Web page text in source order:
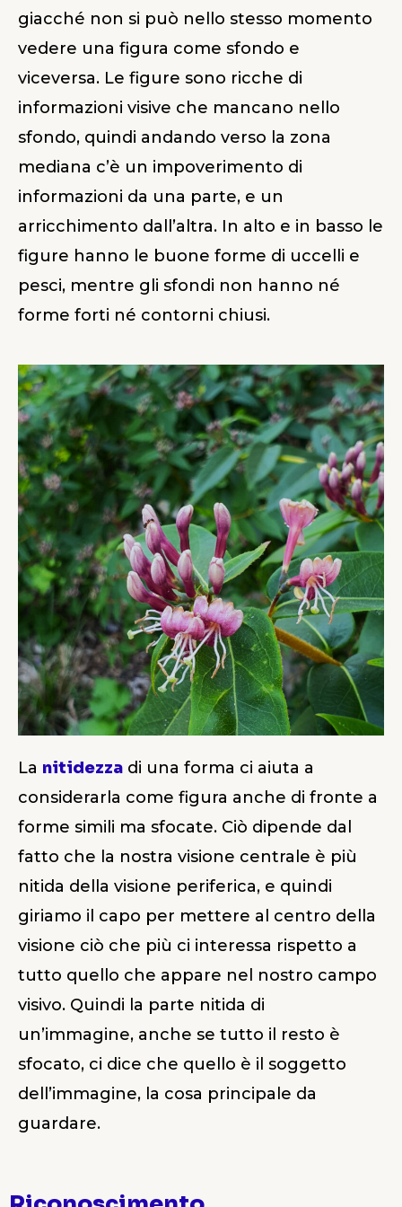
giacché non si può nello stesso momento
vedere una figura come sfondo e
viceversa. Le figure sono ricche di
informazioni visive che mancano nello
sfondo, quindi andando verso la zona
mediana c’è un impoverimento di
informazioni da una parte, e un
arricchimento dall’altra. In alto e in basso le
figure hanno le buone forme di uccelli e
pesci, mentre gli sfondi non hanno né
forme forti né contorni chiusi.
La nitidezza di una forma ci aiuta a
considerarla come figura anche di fronte a
forme simili ma sfocate. Ciò dipende dal
fatto che la nostra visione centrale è più
nitida della visione periferica, e quindi
giriamo il capo per mettere al centro della
visione ciò che più ci interessa rispetto a
tutto quello che appare nel nostro campo
visivo. Quindi la parte nitida di
un’immagine, anche se tutto il resto è
sfocato, ci dice che quello è il soggetto
dell’immagine, la cosa principale da
guardare.